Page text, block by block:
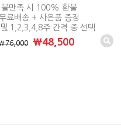
만족 시 100% 환불
료배송 + 사은품 증정
1,2,3,4,8주 간격 중 선택
₩48,500